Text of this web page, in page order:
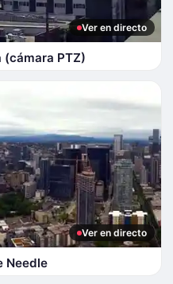
Ver en directo
(cámara PTZ)
Ver en directo
Needle